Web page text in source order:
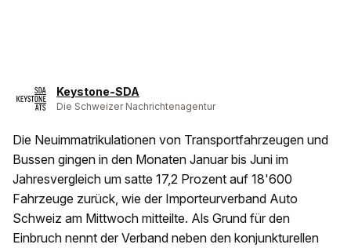
Keystone-SDA
Die Schweizer Nachrichtenagentur
Die Neuimmatrikulationen von Transportfahrzeugen und
Bussen gingen in den Monaten Januar bis Juni im
Jahresvergleich um satte 17,2 Prozent auf 18'600
Fahrzeuge zurück, wie der Importeurverband Auto
Schweiz am Mittwoch mitteilte. Als Grund für den
Einbruch nennt der Verband neben den konjunkturellen